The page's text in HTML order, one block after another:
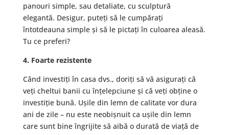
panouri simple, sau detaliate, cu sculptură
elegantă. Desigur, puteți să le cumpărați
întotdeauna simple și să le pictați în culoarea aleasă.
Tu ce preferi?
4. Foarte rezistente
Când investiți în casa dvs., doriți să vă asigurați că
veți cheltui banii cu înțelepciune și că veți obține o
investiție bună. Ușile din lemn de calitate vor dura
ani de zile – nu este neobișnuit ca ușile din lemn
care sunt bine îngrijite să aibă o durată de viață de